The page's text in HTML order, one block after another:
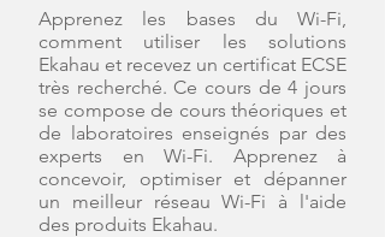
Apprenez les bases du Wi-Fi,
comment utiliser les solutions
Ekahau et recevez un certificat ECSE
très recherché. Ce cours de 4 jours
se compose de cours théoriques et
de laboratoires enseignés par des
experts en Wi-Fi. Apprenez à
concevoir, optimiser et dépanner
un meilleur réseau Wi-Fi à l'aide
des produits Ekahau.